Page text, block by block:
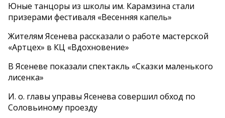
Юные танцоры из школы им. Карамзина стали
призерами фестиваля «Весенняя капель»
Жителям Ясенева рассказали о работе мастерской
«Артцех» в КЦ «Вдохновение»
В Ясеневе показали спектакль «Сказки маленького
лисенка»
И. о. главы управы Ясенева совершил обход по
Соловьиному проезду